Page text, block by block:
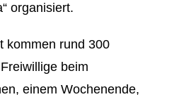
organisiert.
kommen rund 300
beim
einem Wochenende,